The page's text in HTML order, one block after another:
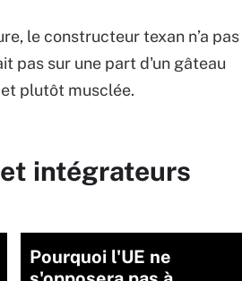
le constructeur texan n’a pas
pas sur une part d'un gâteau
plutôt musclée.
intégrateurs
Pourquoi l'UE ne